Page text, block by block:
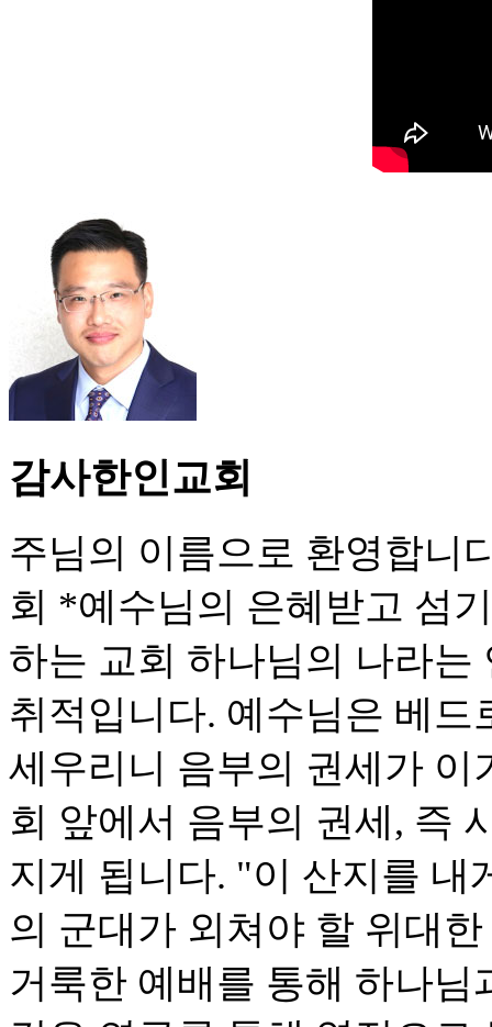
감사한인교회
주님의 이름으로 환영합니
회 *예수님의 은혜받고 섬
하는 교회 하나님의 나라
취적입니다. 예수님은 베
세우리니 음부의 권세가
회 앞에서 음부의 권세, 즉
지게 됩니다. "이 산지를 내
의 군대가 외쳐야 할 위대
거룩한 예배를 통해 하나